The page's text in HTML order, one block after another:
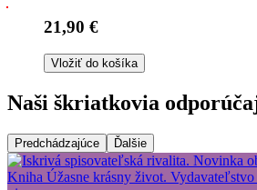
21,90 €
Vložiť do košíka
Naši škriatkovia
Predchádzajúce Ďalšie